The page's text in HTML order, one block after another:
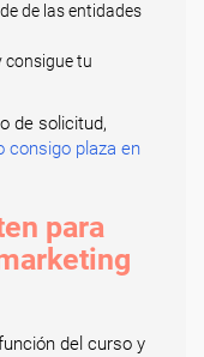
de las entidades
consigue tu
de solicitud,
consigo plaza en
para
del curso y